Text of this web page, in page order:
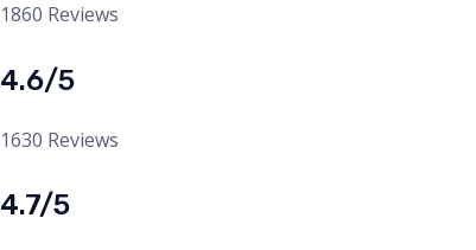
1860 Reviews
4.6/5
1630 Reviews
4.7/5